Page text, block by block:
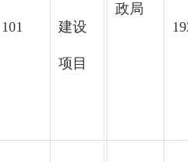
101 建设
项目
政局